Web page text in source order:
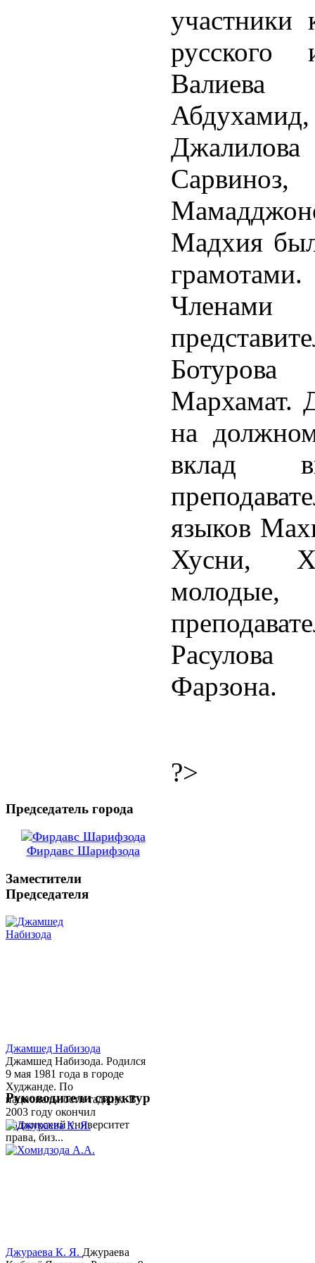
участники
русского
Мадхия
грамотами.
Мархамат.
на
вклад
языков
Хусни,
Фарзона.
?>
Председатель города
Фирдавс Шарифзода
Заместители
Председателя
Джамшед Набизода
Джамшед Набизода. Родился
9 мая 1981 года в городе
Худжанде. По
национальности таджик. В
2003 году окончил
Таджикский университет
права, биз...
Руководители структур
Джураева К. Я. Джураева